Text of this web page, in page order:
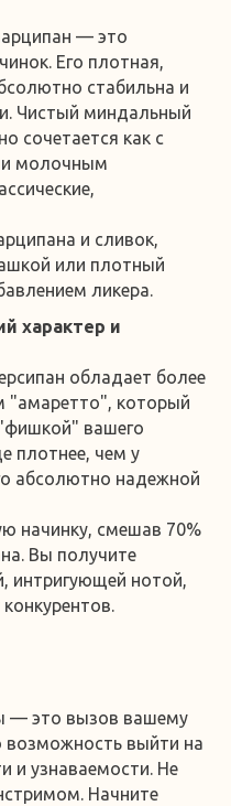
— это
Его плотная,
стабильна и
Чистый миндальный
сочетается как с
молочным
и сливок,
или плотный
ликера.
характер и
обладает более
"амаретто", который
вашего
плотнее, чем у
абсолютно надежной
начинку, смешав 70%
Вы получите
интригующей нотой,
— это вызов вашему
возможность выйти на
и узнаваемости. Не
Начните